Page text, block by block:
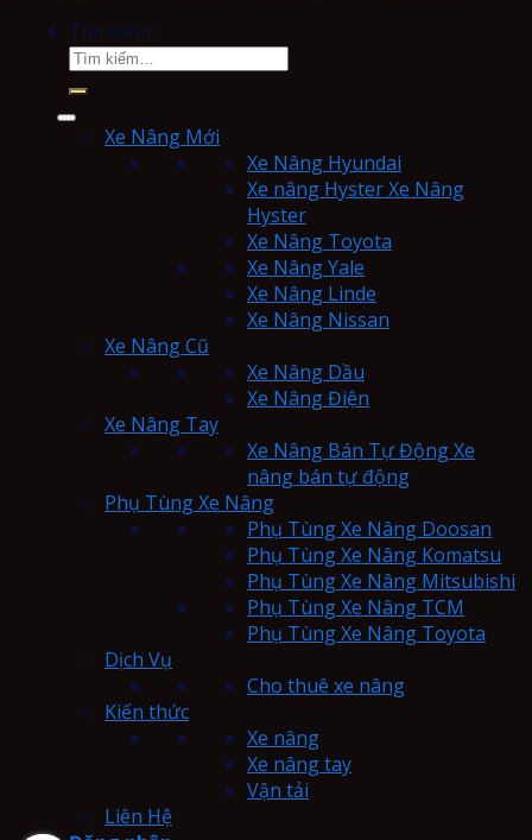
Tìm kiếm:
Xe Nâng Mới
Xe Nâng Hyundai
Xe nâng Hyster Xe Nâng
Hyster
Xe Nâng Toyota
Xe Nâng Yale
Xe Nâng Linde
Xe Nâng Nissan
Xe Nâng Cũ
Xe Nâng Dầu
Xe Nâng Điện
Xe Nâng Tay
Xe Nâng Bán Tự Động Xe
nâng bán tự động
Phụ Tùng Xe Nâng
Phụ Tùng Xe Nâng Doosan
Phụ Tùng Xe Nâng Komatsu
Phụ Tùng Xe Nâng Mitsubishi
Phụ Tùng Xe Nâng TCM
Phụ Tùng Xe Nâng Toyota
Dịch Vụ
Cho thuê xe nâng
Kiến thức
Xe nâng
Xe nâng tay
Vận tải
Liên Hệ